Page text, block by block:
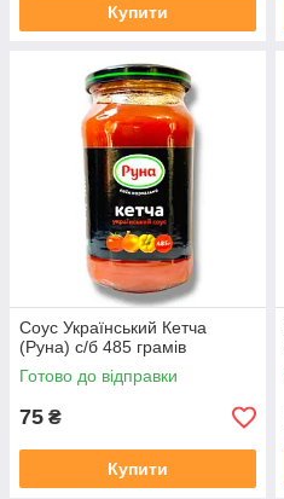
Купити
Соус Український Кетча
(Руна) с/б 485 грамів
Готово до відправки
75 ₴
Купити